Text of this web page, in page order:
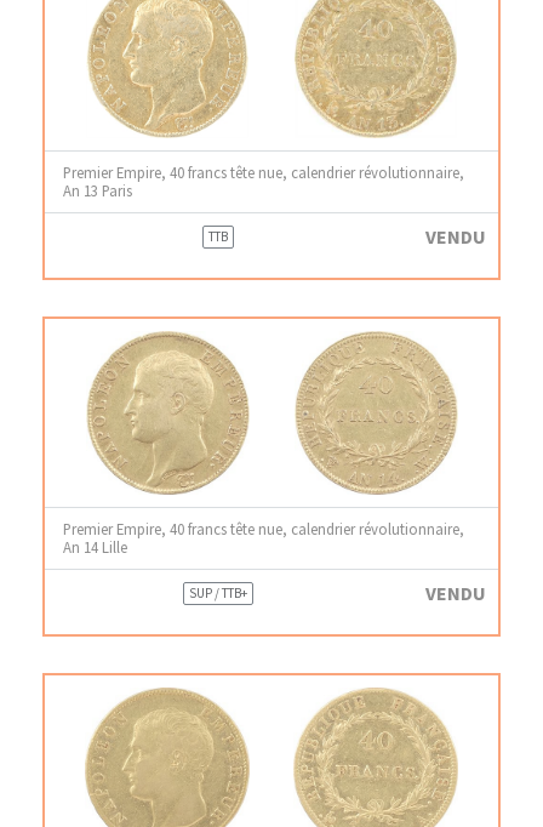
Premier Empire, 40 francs tête nue, calendrier révolutionnaire,
An 13 Paris
TTB VENDU
Premier Empire, 40 francs tête nue, calendrier révolutionnaire,
An 14 Lille
SUP / TTB+ VENDU